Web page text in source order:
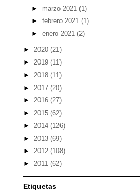
► marzo 2021 (1)
► febrero 2021 (1)
► enero 2021 (2)
► 2020 (21)
► 2019 (11)
► 2018 (11)
► 2017 (20)
► 2016 (27)
► 2015 (62)
► 2014 (126)
► 2013 (69)
► 2012 (108)
► 2011 (62)
Etiquetas